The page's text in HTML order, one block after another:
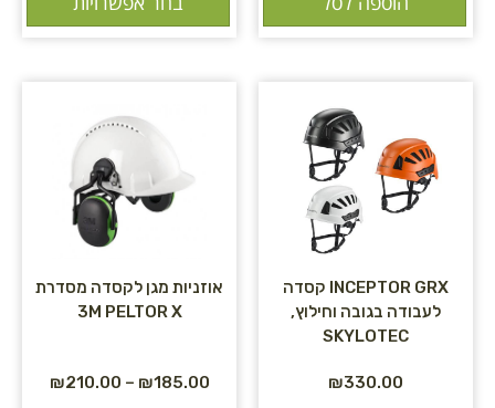
INCEPTOR GRX קסדה
לעבודה בגובה וחילוץ,
SKYLOTEC
₪330.00
אוזניות מגן לקסדה מסדרת
3M PELTOR X
₪185.00
–
₪210.00